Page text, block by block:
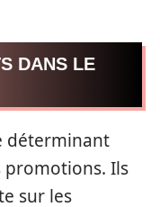
DANS LE
déterminant
promotions. Ils
sur les